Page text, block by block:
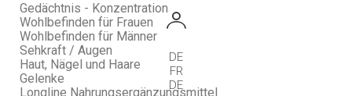
DE
FR
DE
Gedächtnis - Konzentration
Wohlbefinden für Frauen
Wohlbefinden für Männer
Sehkraft / Augen
Haut, Nägel und Haare
Gelenke
Longline Nahrungsergänzungsmittel